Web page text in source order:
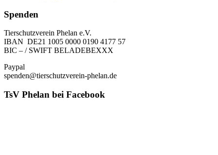
Spenden
Tierschutzverein Phelan e.V.
IBAN DE21 1005 0000 0190 4177 57
BIC – / SWIFT BELADEBEXXX
Paypal
spenden@tierschutzverein-phelan.de
TsV Phelan bei Facebook